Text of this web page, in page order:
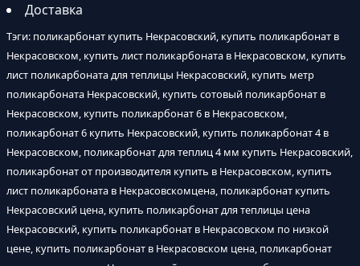
Доставка
Тэги: поликарбонат купить Некрасовский, купить поликарбонат в
Некрасовском, купить лист поликарбоната в Некрасовском, купить
лист поликарбоната для теплицы Некрасовский, купить метр
поликарбоната Некрасовский, купить сотовый поликарбонат в
Некрасовском, купить поликарбонат 6 в Некрасовском,
поликарбонат 6 купить Некрасовский, купить поликарбонат 4 в
Некрасовском, поликарбонат для теплиц 4 мм купить Некрасовский,
поликарбонат от производителя купить в Некрасовском, купить
лист поликарбоната в Некрасовскомцена, поликарбонат купить
Некрасовский цена, купить поликарбонат для теплицы цена
Некрасовский, купить поликарбонат в Некрасовском по низкой
цене, купить поликарбонат в Некрасовском цена, поликарбонат